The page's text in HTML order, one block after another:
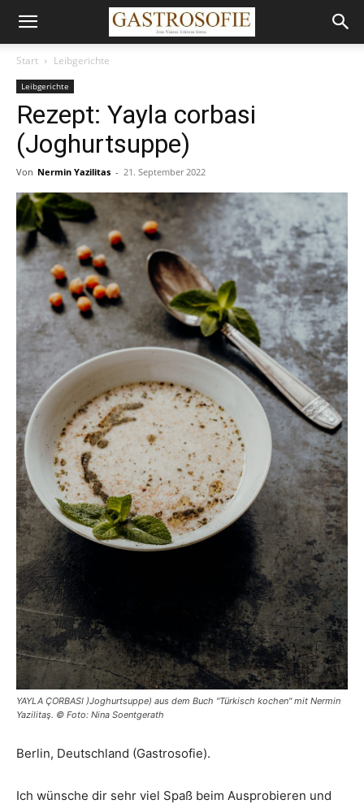
Start Leibgerichte
Leibgerichte
Rezept: Yayla corbasi
(Joghurtsuppe)
Von Nermin Yazilitas - 21. September 2022
YAYLA ÇORBASI )Joghurtsuppe) aus dem Buch "Türkisch kochen" mit Nermin
Yazilitaş. © Foto: Nina Soentgerath
Berlin, Deutschland (Gastrosofie).
Ich wünsche dir sehr viel Spaß beim Ausprobieren und